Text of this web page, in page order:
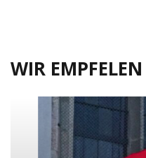
WIR EMPFELEN